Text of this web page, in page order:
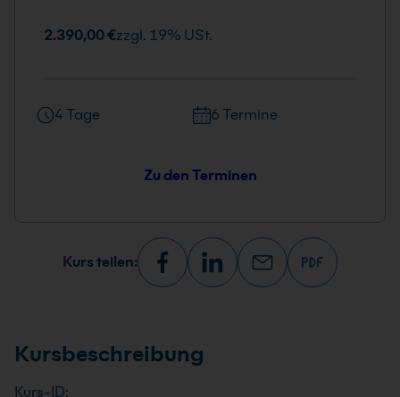
2.390,00 €zzgl. 19% USt.
4 Tage 6 Termine
Zu den Terminen
Kurs teilen:
Kursbeschreibung
Kurs-ID: